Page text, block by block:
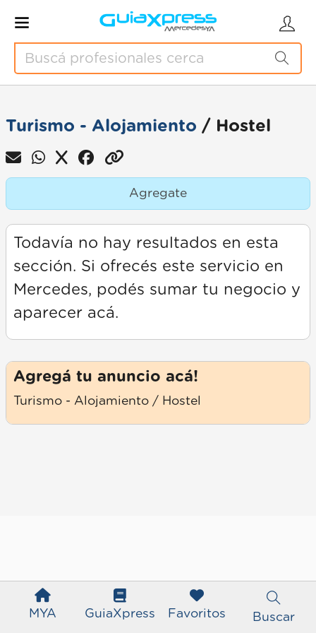
MYA GuiaXpress Favoritos Buscar
Turismo - Alojamiento / Hostel
Agregate
Todavía no hay resultados en esta
sección. Si ofrecés este servicio en
Mercedes, podés sumar tu negocio y
aparecer acá.
Agregá tu anuncio acá!
Turismo - Alojamiento / Hostel